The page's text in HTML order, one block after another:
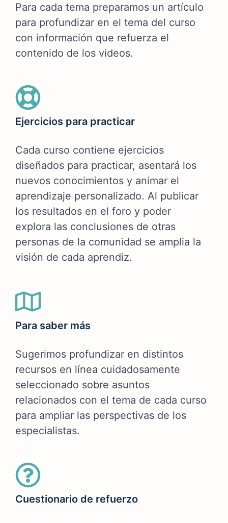
Para cada tema preparamos un artículo
para profundizar en el tema del curso
con información que refuerza el
contenido de los videos.
Ejercicios para practicar
Cada curso contiene ejercicios
diseñados para practicar, asentará los
nuevos conocimientos y animar el
aprendizaje personalizado. Al publicar
los resultados en el foro y poder
explora las conclusiones de otras
personas de la comunidad se amplia la
visión de cada aprendiz.
Para saber más
Sugerimos profundizar en distintos
recursos en línea cuidadosamente
seleccionado sobre asuntos
relacionados con el tema de cada curso
para ampliar las perspectivas de los
especialistas.
Cuestionario de refuerzo